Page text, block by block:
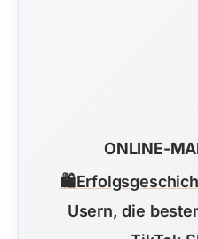
ONLINE-
🛍️
Usern, die